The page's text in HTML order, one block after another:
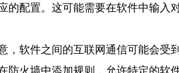
的配置。这可能需要在软件中输入
，软件之间的互联网通信可能会受
防火墙中添加规则，允许特定的软件